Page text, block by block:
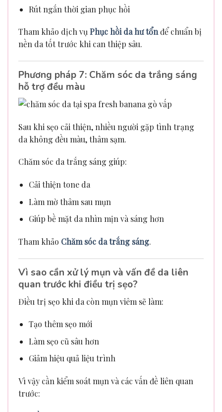
Rút ngắn thời gian phục hồi
Tham khảo dịch vụPhục hồi da hư tổnđể chuẩn bị
nền da tốt trước khi can thiệp sâu.
Phương pháp 7: Chăm sóc da trắng sáng
hỗ trợ đều màu
Sau khi sẹo cải thiện, nhiều người gặp tình trạng
da không đều màu, thâm sạm.
Chăm sóc da trắng sáng giúp:
Cải thiện tone da
Làm mờ thâm sau mụn
Giúp bề mặt da nhìn mịn và sáng hơn
Tham khảo Chăm sóc da trắng sáng.
Vì sao cần xử lý mụn và vấn đề da liên
quan trước khi điều trị sẹo?
Điều trị sẹo khi da còn mụn viêm sẽ làm:
Tạo thêm sẹo mới
Làm sẹo cũ sâu hơn
Giảm hiệu quả liệu trình
Vì vậy cần kiểm soát mụn và các vấn đề liên quan
trước: